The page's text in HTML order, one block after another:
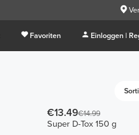
Favoriten Einloggen |
€13.49€14.99
Super D-Tox 150 g